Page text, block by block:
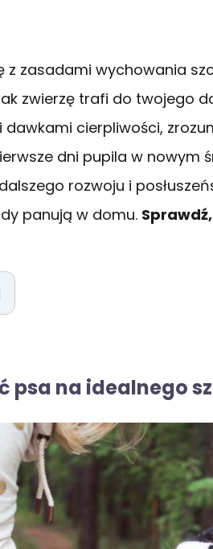
z zasadami wychowania
zwierzę trafi do twojego
dawkami cierpliwości,
dni pupila w nowym
rozwoju i
panują w domu.
psa na idealnego